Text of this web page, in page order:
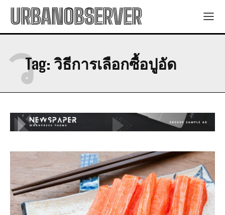
URBANOBSERVER
Tag: วิธีการเลือกซื้อปูอัด
ว